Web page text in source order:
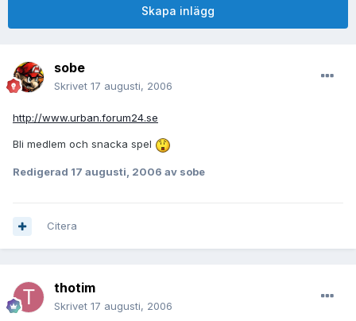
Skapa inlägg
sobe
Skrivet 17 augusti, 2006
http://www.urban.forum24.se
Bli medlem och snacka spel
Redigerad 17 augusti, 2006 av sobe
Citera
thotim
Skrivet 17 augusti, 2006